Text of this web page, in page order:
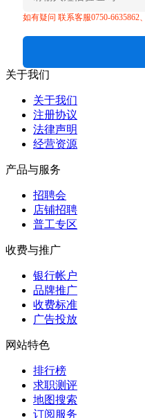
如有疑问 联系客服0750-6635862
关于我们
关于我们
注册协议
法律声明
经营资源
产品与服务
招聘会
店铺招聘
普工专区
收费与推广
银行帐户
品牌推广
收费标准
广告投放
网站特色
排行榜
求职测评
地图搜索
订阅服务